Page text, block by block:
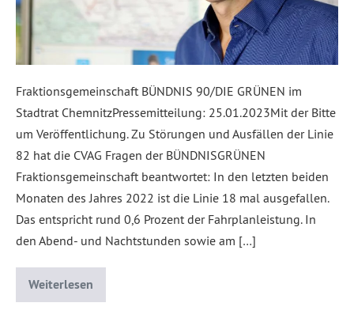
Fraktionsgemeinschaft BÜNDNIS 90/DIE GRÜNEN im
Stadtrat ChemnitzPressemitteilung: 25.01.2023Mit der Bitte
um Veröffentlichung. Zu Störungen und Ausfällen der Linie
82 hat die CVAG Fragen der BÜNDNISGRÜNEN
Fraktionsgemeinschaft beantwortet: In den letzten beiden
Monaten des Jahres 2022 ist die Linie 18 mal ausgefallen.
Das entspricht rund 0,6 Prozent der Fahrplanleistung. In
den Abend- und Nachtstunden sowie am […]
Weiterlesen